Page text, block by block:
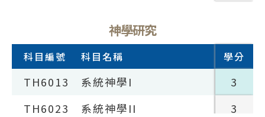
神學研究
科目編號 科目名稱 學分
TH6013 系統神學I
3
TH6023
系統神學II
3